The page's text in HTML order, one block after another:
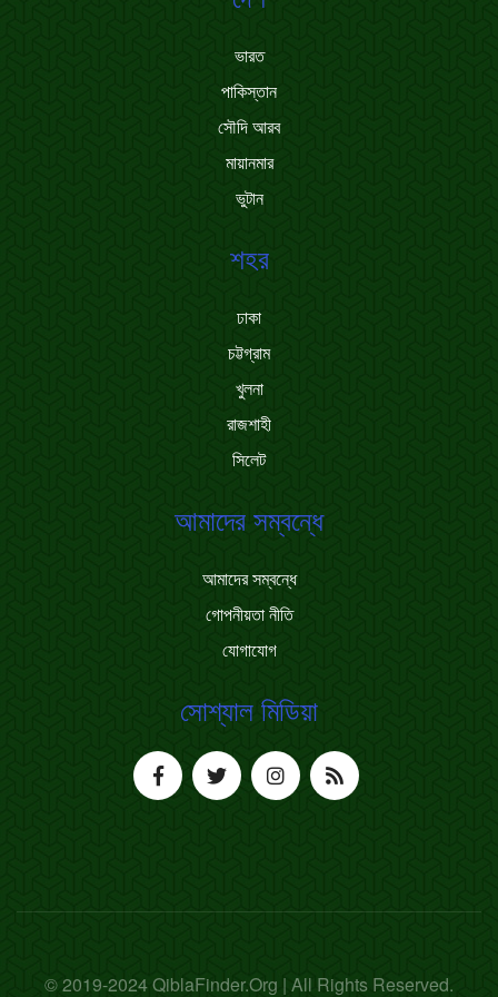
ভারত
পাকিস্তান
সৌদি আরব
মায়ানমার
ভুটান
শহর
ঢাকা
চট্টগ্রাম
খুলনা
রাজশাহী
সিলেট
আমাদের সম্বন্ধে
আমাদের সম্বন্ধে
গোপনীয়তা নীতি
যোগাযোগ
সোশ্যাল মিডিয়া
© 2019-2024 QiblaFinder.Org | All Rights Reserved.